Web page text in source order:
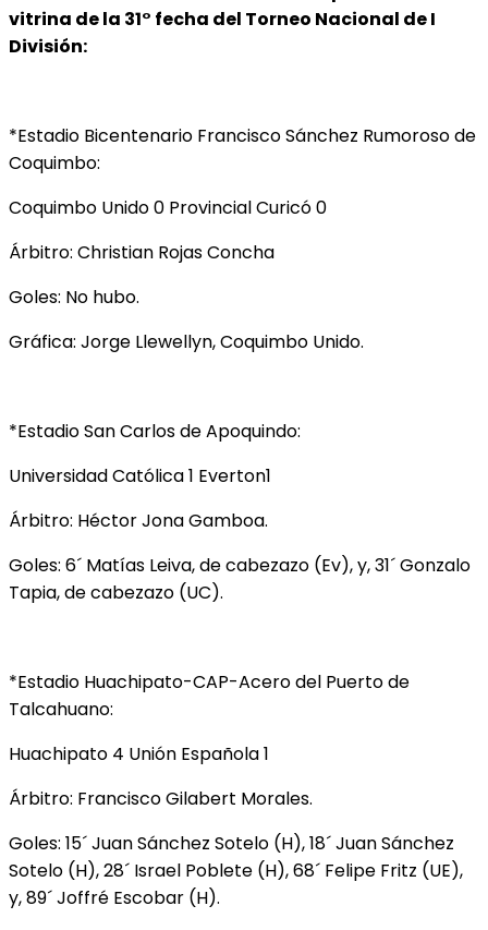
vitrina de la 31° fecha del Torneo Nacional de I
División:
*Estadio Bicentenario Francisco Sánchez Rumoroso de
Coquimbo:
Coquimbo Unido 0 Provincial Curicó 0
Árbitro: Christian Rojas Concha
Goles: No hubo.
Gráfica: Jorge Llewellyn, Coquimbo Unido.
*Estadio San Carlos de Apoquindo:
Universidad Católica 1 Everton1
Árbitro: Héctor Jona Gamboa.
Goles: 6´ Matías Leiva, de cabezazo (Ev), y, 31´ Gonzalo
Tapia, de cabezazo (UC).
*Estadio Huachipato-CAP-Acero del Puerto de
Talcahuano:
Huachipato 4 Unión Española 1
Árbitro: Francisco Gilabert Morales.
Goles: 15´ Juan Sánchez Sotelo (H), 18´ Juan Sánchez
Sotelo (H), 28´ Israel Poblete (H), 68´ Felipe Fritz (UE),
y, 89´ Joffré Escobar (H).